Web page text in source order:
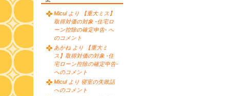
Micul より 【重大ミス】
取得対価の対象 -住宅ロ
ーン控除の確定申告- へ
のコメント
あかね より 【重大ミ
ス】取得対価の対象 -住
宅ローン控除の確定申告-
へのコメント
Micul より 寝室の失敗話
へのコメント